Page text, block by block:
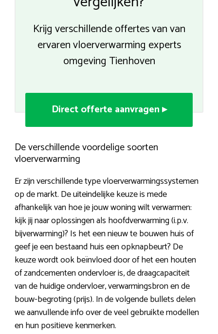
Krijg verschillende offertes van van
ervaren vloerverwarming experts
omgeving Tienhoven
Direct offerte aanvragen ▸
De verschillende voordelige soorten
vloerverwarming
Er zijn verschillende type vloerverwarmingssystemen
op de markt. De uiteindelijke keuze is mede
afhankelijk van hoe je jouw woning wilt verwarmen:
kijk jij naar oplossingen als hoofdverwarming (i.p.v.
bijverwarming)? Is het een nieuw te bouwen huis of
geef je een bestaand huis een opknapbeurt? De
keuze wordt ook beïnvloed door of het een houten
of zandcementen ondervloer is, de draagcapaciteit
van de huidige ondervloer, verwarmingsbron en de
bouw-begroting (prijs). In de volgende bullets delen
we aanvullende info over de veel gebruikte modellen
en hun positieve kenmerken.